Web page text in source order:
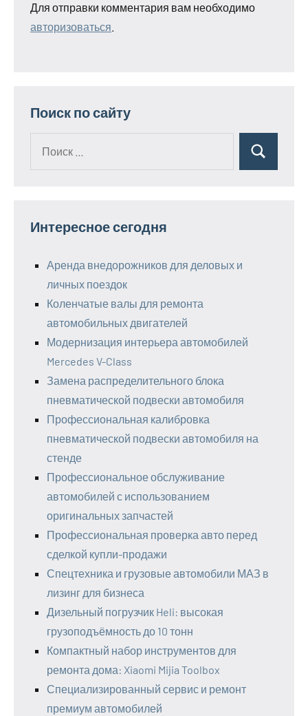
Для отправки комментария вам необходимо
авторизоваться
Поиск по сайту
Поиск
Интересное сегодня
Аренда внедорожников для деловых и
личных поездок
Коленчатые валы для ремонта
автомобильных двигателей
Модернизация интерьера автомобилей
Mercedes V-Class
Замена распределительного блока
пневматической подвески автомобиля
Профессиональная калибровка
пневматической подвески автомобиля на
стенде
Профессиональное обслуживание
автомобилей с использованием
оригинальных запчастей
Профессиональная проверка авто перед
сделкой купли-продажи
Спецтехника и грузовые автомобили МАЗ в
лизинг для бизнеса
Дизельный погрузчик Heli: высокая
грузоподъёмность до 10 тонн
Компактный набор инструментов для
ремонта дома: Xiaomi Mijia Toolbox
Специализированный сервис и ремонт
премиум автомобилей